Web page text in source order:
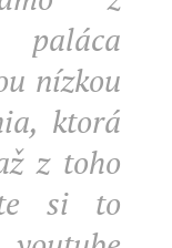
paláca
nízkou
ktorá
z toho
si to